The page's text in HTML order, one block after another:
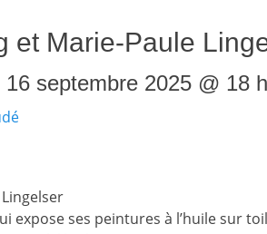
et Marie-Paule
16 septembre 2025 @ 18
expose ses peintures à l’huile sur